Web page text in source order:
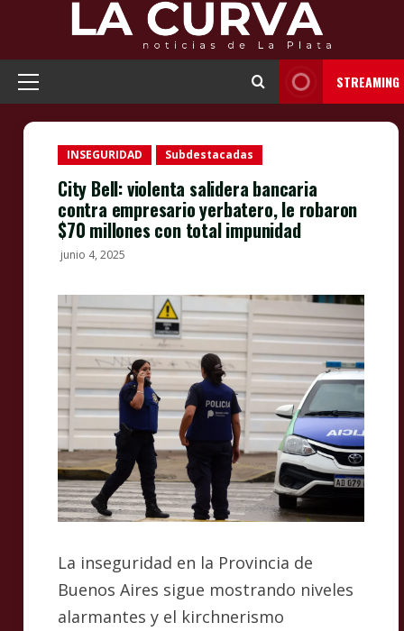
content
Primary
STREAMING
INSEGURIDAD Subdestacadas
City Bell: violenta salidera bancaria
contra empresario yerbatero, le robaron
$70 millones con total impunidad
junio 4, 2025
La inseguridad en la Provincia de
Buenos Aires sigue mostrando niveles
alarmantes y el kirchnerismo